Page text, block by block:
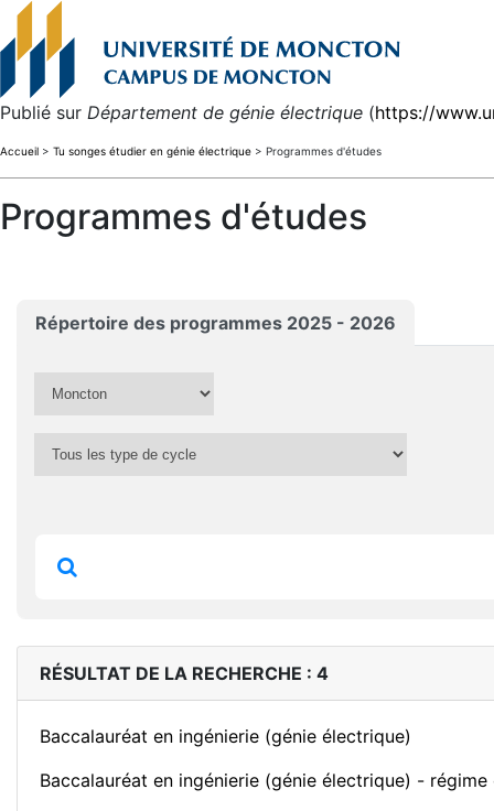
Publié sur Département de génie électrique (https://
Accueil > Tu songes étudier en génie électrique > Programmes d'études
Programmes d'études
Répertoire des programmes 2025 - 2026
RÉSULTAT DE LA RECHERCHE : 4
Baccalauréat en ingénierie (génie électrique)
Baccalauréat en ingénierie (génie électrique) -